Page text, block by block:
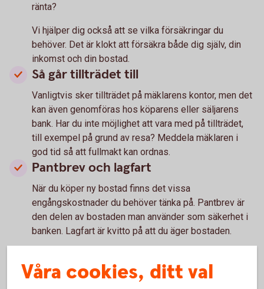
ränta?
Vi hjälper dig också att se vilka försäkringar du
behöver. Det är klokt att försäkra både dig själv, din
inkomst och din bostad.
Så går tillträdet till
Vanligtvis sker tillträdet på mäklarens kontor, men det
kan även genomföras hos köparens eller säljarens
bank. Har du inte möjlighet att vara med på tillträdet,
till exempel på grund av resa? Meddela mäklaren i
god tid så att fullmakt kan ordnas.
Pantbrev och lagfart
När du köper ny bostad finns det vissa
engångskostnader du behöver tänka på. Pantbrev är
den delen av bostaden man använder som säkerhet i
banken. Lagfart är kvitto på att du äger bostaden.
Våra cookies, ditt val